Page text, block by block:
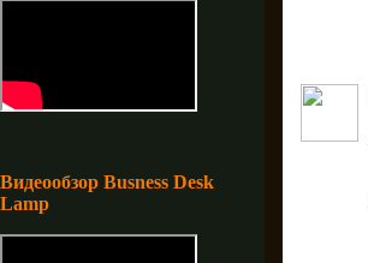
Видеообзор Busness Desk
Lamp